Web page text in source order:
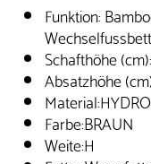
Funktion:
Wechselfussbett
Schafthöhe
Absatzhöhe
Farbe:BRAUN
Weite:H